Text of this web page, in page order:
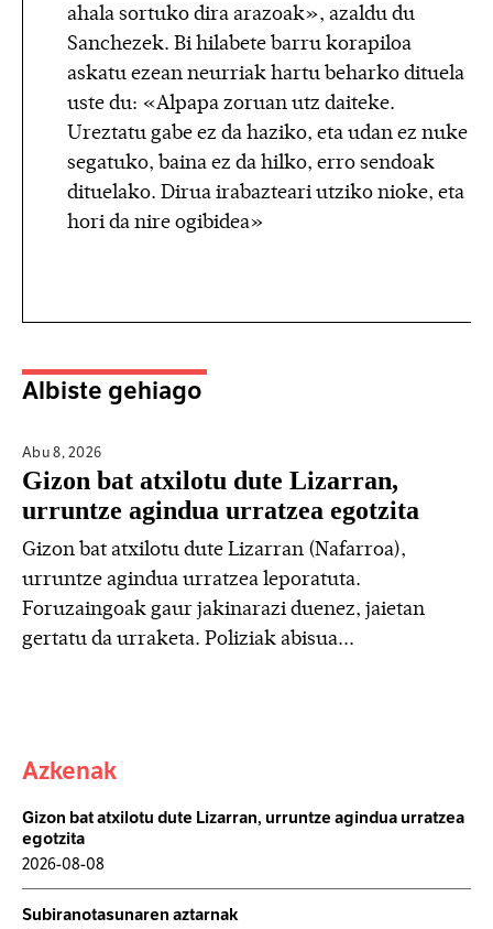
ahala sortuko dira arazoak», azaldu du
Sanchezek. Bi hilabete barru korapiloa
askatu ezean neurriak hartu beharko dituela
uste du: «Alpapa zoruan utz daiteke.
Ureztatu gabe ez da haziko, eta udan ez nuke
segatuko, baina ez da hilko, erro sendoak
dituelako. Dirua irabazteari utziko nioke, eta
hori da nire ogibidea»
Albiste gehiago
Abu 8,2026
Gizon bat atxilotu dute Lizarran,
urruntze agindua urratzea egotzita
Gizon bat atxilotu dute Lizarran (Nafarroa),
urruntze agindua urratzea leporatuta.
Foruzaingoak gaur jakinarazi duenez, jaietan
gertatu da urraketa. Poliziak abisua...
Azkenak
Gizon bat atxilotu dute Lizarran, urruntze agindua urratzea
egotzita
2026-08-08
Subiranotasunaren aztarnak